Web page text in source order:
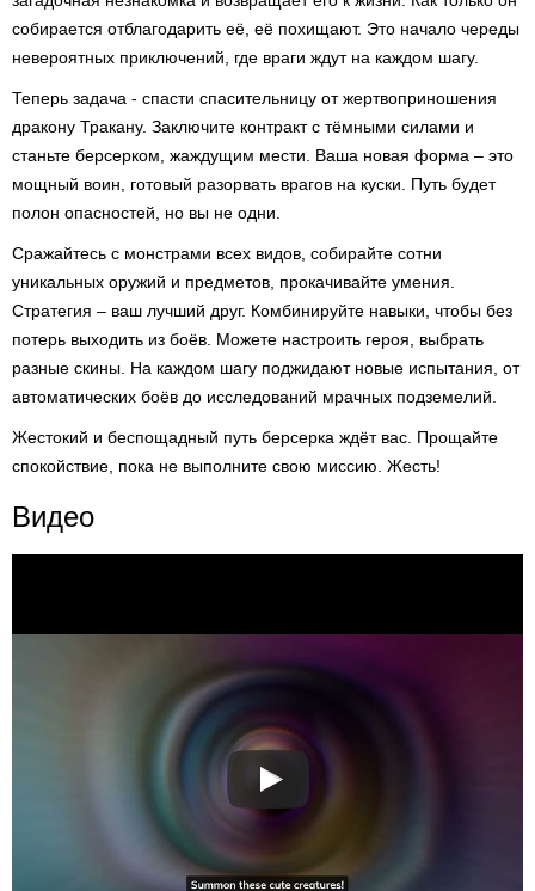
собирается отблагодарить её, её похищают. Это начало череды
невероятных приключений, где враги ждут на каждом шагу.
Теперь задача - спасти спасительницу от жертвоприношения
дракону Тракану. Заключите контракт с тёмными силами и
станьте берсерком, жаждущим мести. Ваша новая форма – это
мощный воин, готовый разорвать врагов на куски. Путь будет
полон опасностей, но вы не одни.
Сражайтесь с монстрами всех видов, собирайте сотни
уникальных оружий и предметов, прокачивайте умения.
Стратегия – ваш лучший друг. Комбинируйте навыки, чтобы без
потерь выходить из боёв. Можете настроить героя, выбрать
разные скины. На каждом шагу поджидают новые испытания, от
автоматических боёв до исследований мрачных подземелий.
Жестокий и беспощадный путь берсерка ждёт вас. Прощайте
спокойствие, пока не выполните свою миссию. Жесть!
Видео